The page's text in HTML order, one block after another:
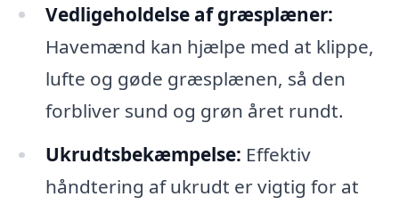
Vedligeholdelse af græsplæner:
Havemænd kan hjælpe med at klippe,
lufte og gøde græsplænen, så den
forbliver sund og grøn året rundt.
Ukrudtsbekæmpelse: Effektiv
håndtering af ukrudt er vigtig for at